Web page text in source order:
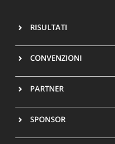
RISULTATI
CONVENZIONI
PARTNER
SPONSOR